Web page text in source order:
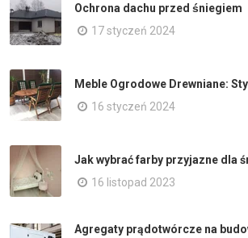
Ochrona dachu przed śniegiem
17 styczeń 2024
Meble Ogrodowe Drewniane:
16 styczeń 2024
Jak wybrać farby przyjazne dla
16 listopad 2023
Agregaty prądotwórcze na